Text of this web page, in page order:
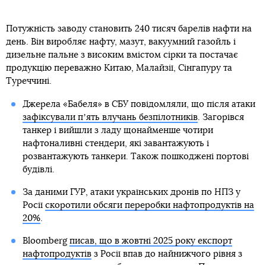
Потужність заводу становить 240 тисяч барелів нафти на
день. Він виробляє нафту, мазут, вакуумний газойль і
дизельне пальне з високим вмістом сірки та постачає
продукцію переважно Китаю, Малайзії, Сінгапуру та
Туреччині.
Джерела «Бабеля» в СБУ повідомляли, що після атаки
зафіксували пʼять влучань безпілотників. Загорівся
танкер і вийшли з ладу щонайменше чотири
нафтоналивні стендери, які завантажують і
розвантажують танкери. Також пошкоджені портові
будівлі.
За даними ГУР, атаки українських дронів по НПЗ у
Росії скоротили обсяги переробки нафтопродуктів на
20%.
Bloomberg писав, що в жовтні 2025 року експорт
нафтопродуктівз Росії впав до найнижчого рівня з